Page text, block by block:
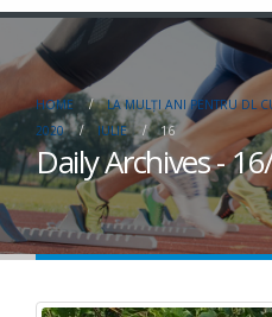
HOME
LA MULŢI ANI PENTRU DL
2020
IULIE 16
Daily Archives -